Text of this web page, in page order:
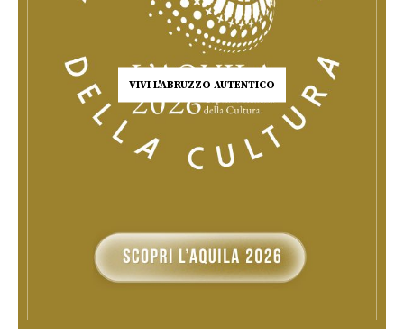
VIVI L'ABRUZZO AUTENTICO